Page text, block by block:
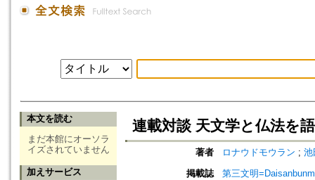
本文を読む
まだ本館にオーソラ
イズされていません
加えサービス
連載対談 天文学と仏法を
著者 ロナウドモウラン ; 池
掲載誌
第三文明